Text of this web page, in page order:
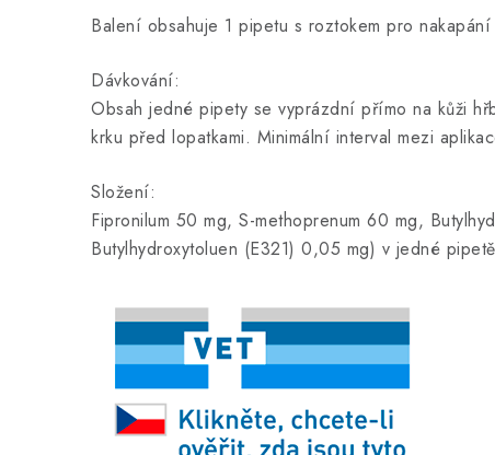
Balení obsahuje 1 pipetu s roztokem pro nakapání
Dávkování:
Obsah jedné pipety se vyprázdní přímo na kůži
krku před lopatkami. Minimální interval mezi
Složení:
Fipronilum 50 mg, S-methoprenum 60 mg,
Butylhydroxytoluen (E321) 0,05 mg) v jedné